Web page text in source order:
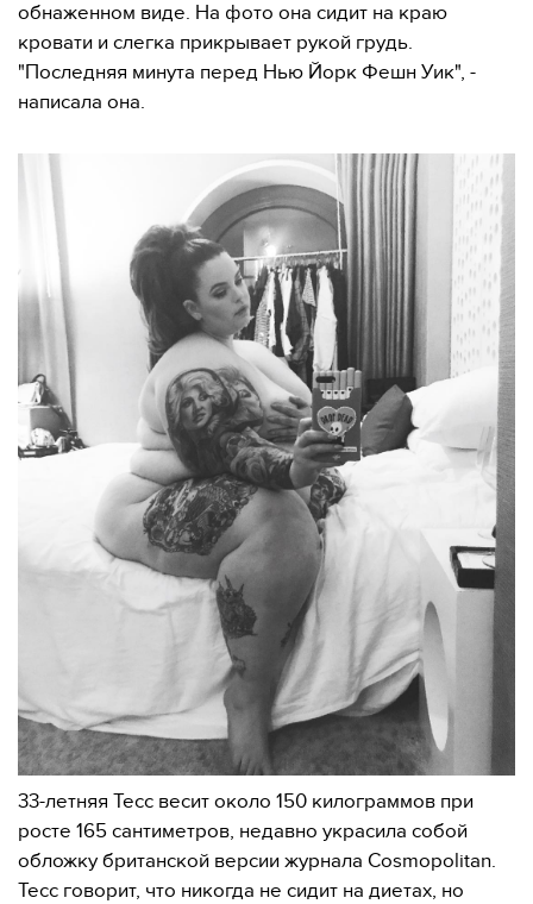
обнаженном виде. На фото она сидит на краю
кровати и слегка прикрывает рукой грудь.
"Последняя минута перед Нью Йорк Фешн Уик", -
написала она.
33-летняя Тесс весит около 150 килограммов при
росте 165 сантиметров, недавно украсила собой
обложку британской версии журнала Cosmopolitan.
Тесс говорит, что никогда не сидит на диетах, но